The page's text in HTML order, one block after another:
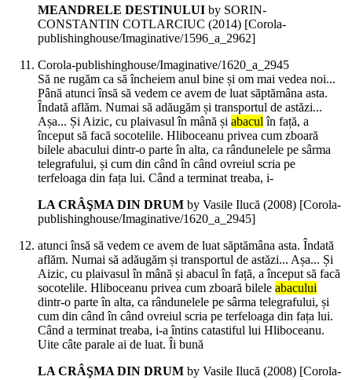
MEANDRELE DESTINULUI by SORIN-
CONSTANTIN COTLARCIUC (2014) [Corola-
publishinghouse/Imaginative/1596_a_2962]
Corola-publishinghouse/Imaginative/1620_a_2945
Să ne rugăm ca să încheiem anul bine și om mai vedea noi...
Până atunci însă să vedem ce avem de luat săptămâna asta.
Îndată aflăm. Numai să adăugăm și transportul de astăzi...
Așa... Și Aizic, cu plaivasul în mână și abaculîn față, a
început să facă socotelile. Hliboceanu privea cum zboară
bilele abacului dintr-o parte în alta, ca rândunelele pe sârma
telegrafului, și cum din când în când ovreiul scria pe
terfeloaga din fața lui. Când a terminat treaba, i-
LA CRÂŞMA DIN DRUM by Vasile Ilucă (2008) [Corola-
publishinghouse/Imaginative/1620_a_2945]
atunci însă să vedem ce avem de luat săptămâna asta. Îndată
aflăm. Numai să adăugăm și transportul de astăzi... Așa... Și
Aizic, cu plaivasul în mână și abacul în față, a început să facă
socotelile. Hliboceanu privea cum zboară bilele abacului
dintr-o parte în alta, ca rândunelele pe sârma telegrafului, și
cum din când în când ovreiul scria pe terfeloaga din fața lui.
Când a terminat treaba, i-a întins catastiful lui Hliboceanu.
Uite câte parale ai de luat. Îi bună
LA CRÂŞMA DIN DRUM by Vasile Ilucă (2008) [Corola-